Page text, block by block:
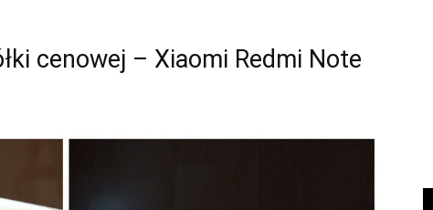
cenowej – Xiaomi Redmi Note